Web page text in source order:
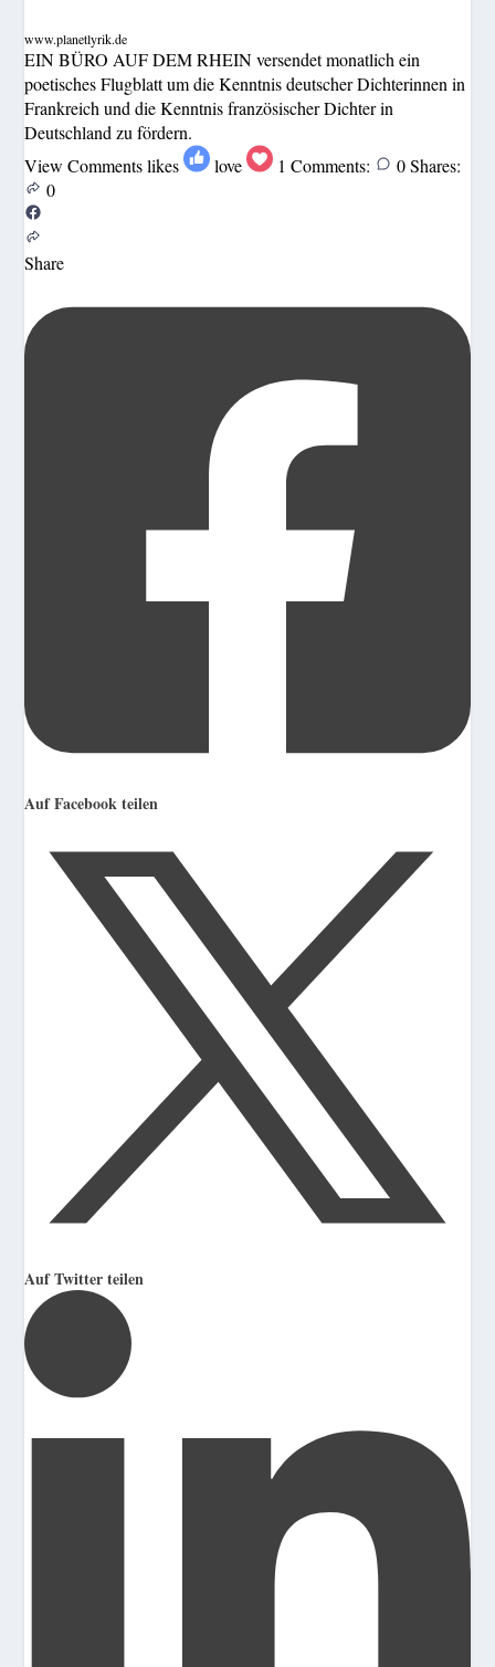
www.planetlyrik.de
EIN BÜRO AUF DEM RHEIN versendet monatlich ein
poetisches Flugblatt um die Kenntnis deutscher Dichterinnen in
Frankreich und die Kenntnis französischer Dichter in
Deutschland zu fördern.
View Comments likes love 1 Comments: 0 Shares:
0
Share
Auf Facebook teilen
Auf Twitter teilen